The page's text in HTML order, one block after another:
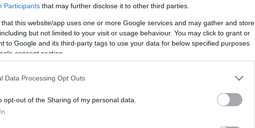
Participants that may further disclose it to other third parties.
that this website/app uses one or more Google services and may gather and store
but not limited to your visit or usage behaviour. You may click to grant or
to Google and its third-party tags to use your data for below specified purposes
consent section.
Data Processing Opt Outs
opt-out of the Sharing of my personal data.
venture capital di Angelini Industries, ha
significativo nel settore biotecnologico. La
finanziamento di 11,25 milioni di euro per
impegnata nello sviluppo di un farmaco